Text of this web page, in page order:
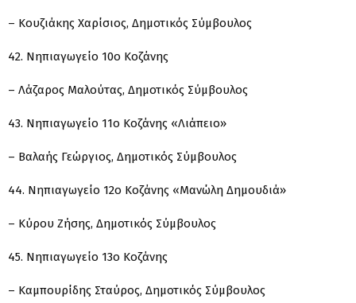
– Κουζιάκης Χαρίσιος, Δημοτικός Σύμβουλος
42. Νηπιαγωγείο 10ο Κοζάνης
– Λάζαρος Μαλούτας, Δημοτικός Σύμβουλος
43. Νηπιαγωγείο 11ο Κοζάνης «Λιάπειο»
– Βαλαής Γεώργιος, Δημοτικός Σύμβουλος
44. Νηπιαγωγείο 12ο Κοζάνης «Μανώλη Δημουδιά»
– Κύρου Ζήσης, Δημοτικός Σύμβουλος
45. Νηπιαγωγείο 13ο Κοζάνης
– Καμπουρίδης Σταύρος, Δημοτικός Σύμβουλος